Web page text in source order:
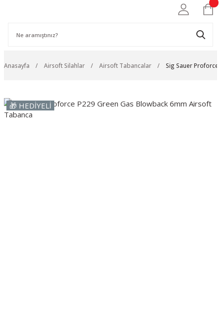
Anasayfa Airsoft Silahlar Airsoft Tabancalar Sig Sauer Proforce
🎁 HEDİYELİ